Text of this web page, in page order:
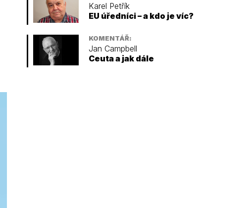
Karel Petřík
EU úředníci – a kdo je víc?
KOMENTÁŘ:
Jan Campbell
Ceuta a jak dále